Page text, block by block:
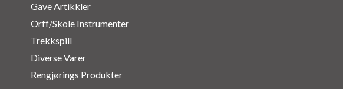
Gave Artikkler
Orff/Skole Instrumenter
Trekkspill
Diverse Varer
Rengjørings Produkter